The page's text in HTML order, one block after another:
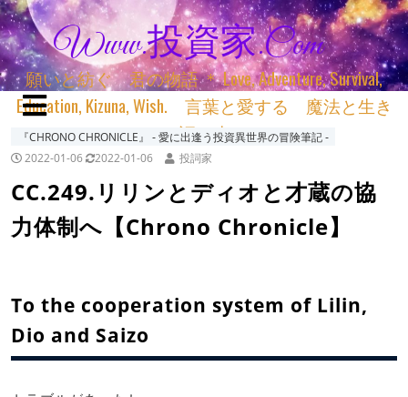
Www.投資家.com
願いと紡ぐ 君の物語 ＊ Love, Adventure, Survival,
Education, Kizuna, Wish. 言葉と愛する 魔法と生き
る 詞と生きる
『CHRONO CHRONICLE』 ‐ 愛に出逢う投資異世界の冒険筆記 ‐
2022-01-06
2022-01-06 投詞家
CC.249.リリンとディオと才蔵の協
力体制へ【Chrono Chronicle】
To the cooperation system of Lilin,
Dio and Saizo